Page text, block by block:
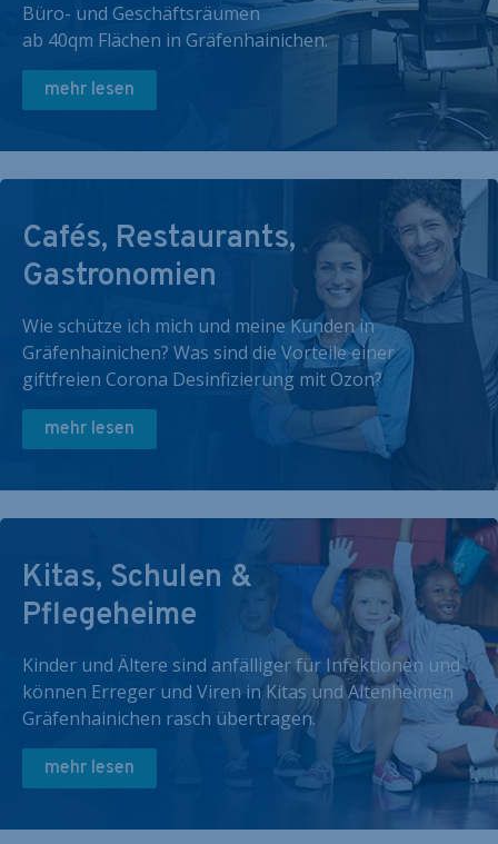
Büro- und Geschäftsräumen
ab 40qm Flächen in Gräfenhainichen.
mehr lesen
Cafés, Restaurants,
Gastronomien
Wie schütze ich mich und meine Kunden in
Gräfenhainichen? Was sind die Vorteile einer
giftfreien Corona Desinfizierung mit Ozon?
mehr lesen
Kitas, Schulen &
Pflegeheime
Kinder und Ältere sind anfälliger für Infektionen und
können Erreger und Viren in Kitas und Altenheimen
Gräfenhainichen rasch übertragen.
mehr lesen